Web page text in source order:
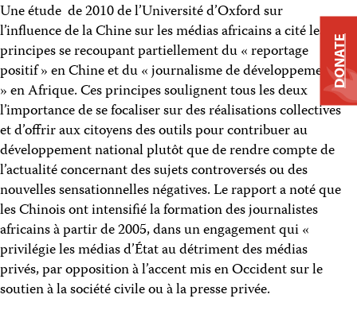
Une étude de 2010 de l’Université d’Oxford sur
l’influence de la Chine sur les médias africains a cité les
principes se recoupant partiellement du « reportage
positif » en Chine et du « journalisme de développement
» en Afrique. Ces principes soulignent tous les deux
l’importance de se focaliser sur des réalisations collectives
et d’offrir aux citoyens des outils pour contribuer au
développement national plutôt que de rendre compte de
l’actualité concernant des sujets controversés ou des
nouvelles sensationnelles négatives. Le rapport a noté que
les Chinois ont intensifié la formation des journalistes
africains à partir de 2005, dans un engagement qui «
privilégie les médias d’État au détriment des médias
privés, par opposition à l’accent mis en Occident sur le
soutien à la société civile ou à la presse privée.
DONATE